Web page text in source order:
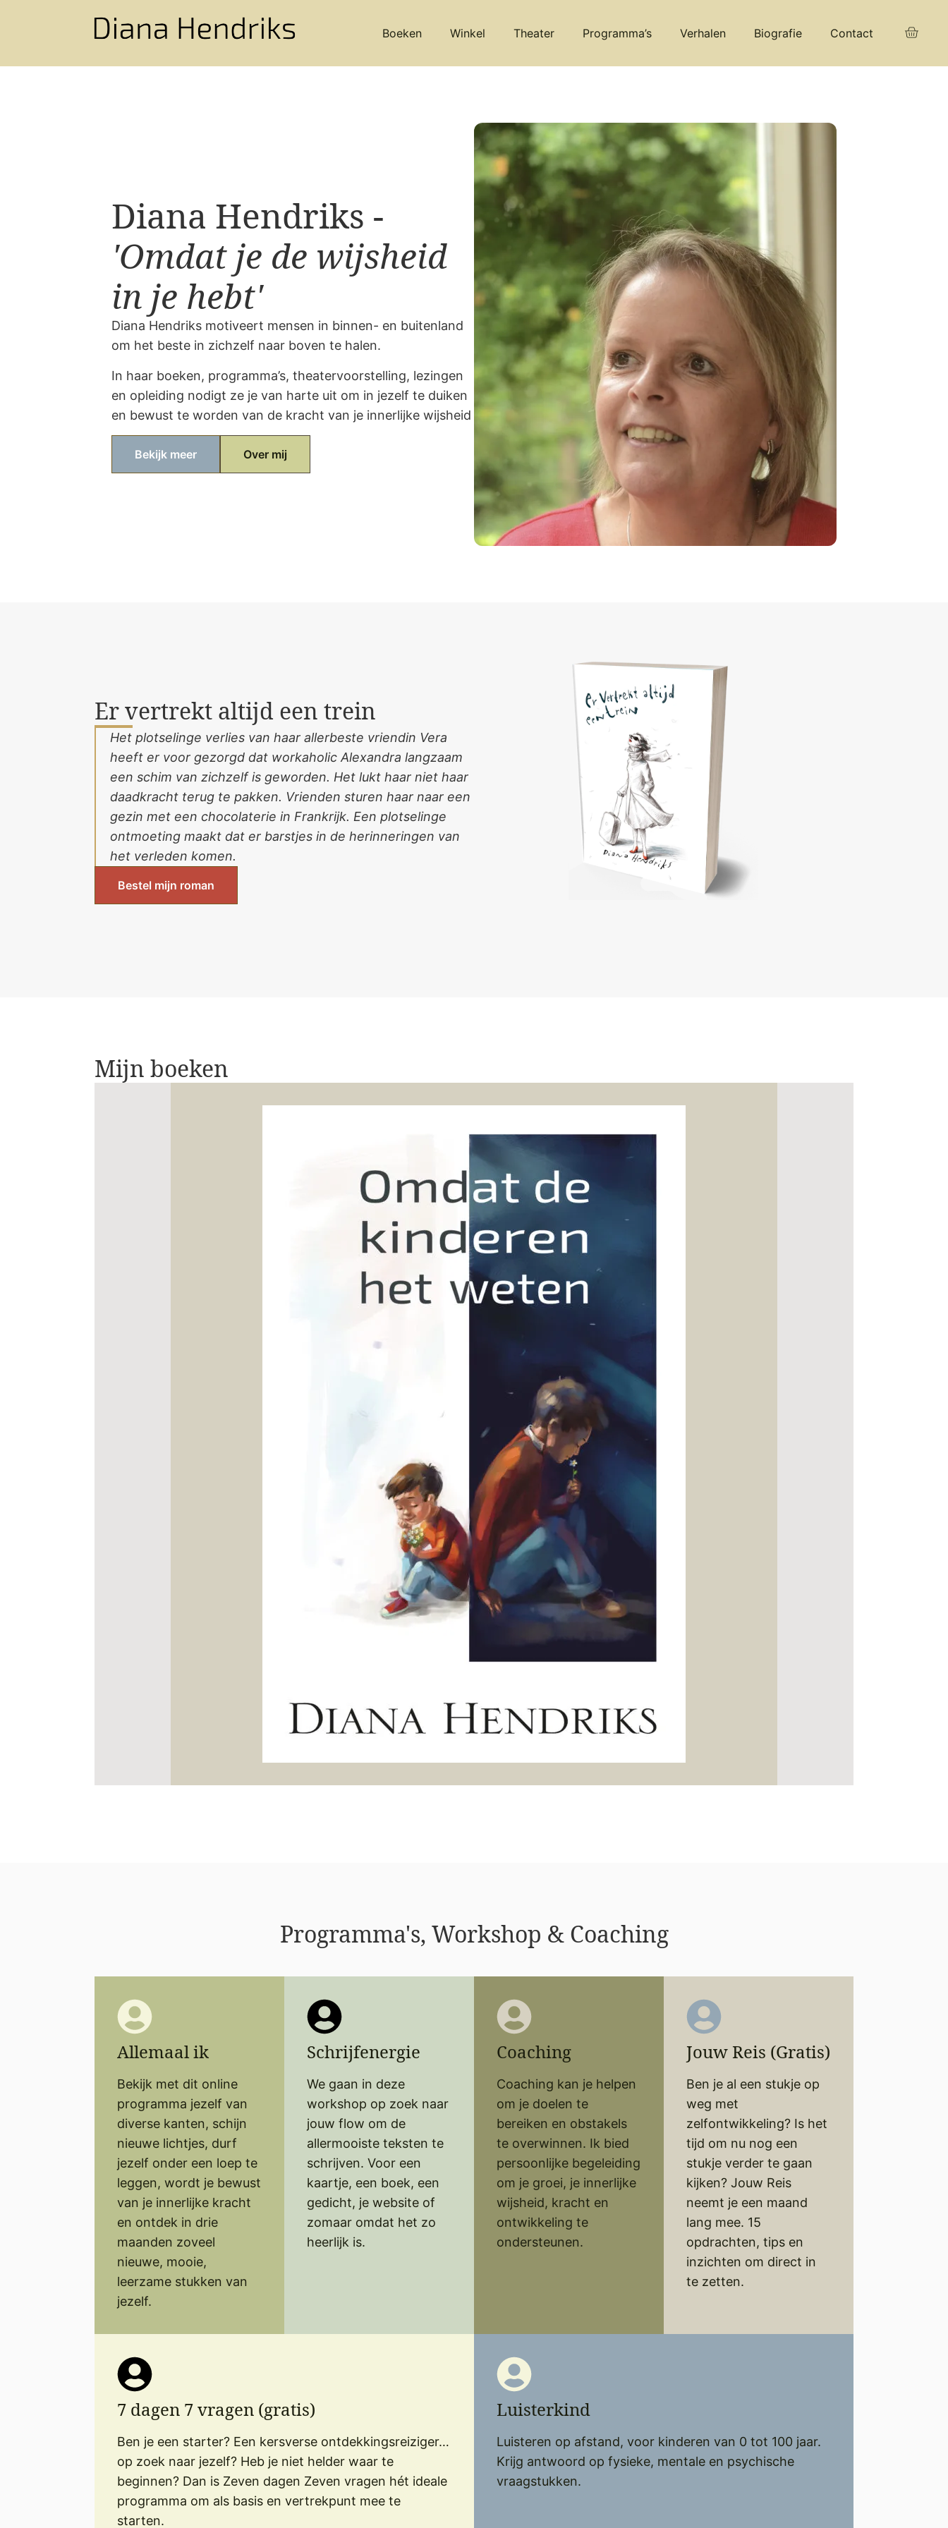
Boeken Winkel Theater Programma’s Verhalen Biografie Contact
Diana Hendriks -
'Omdat je de wijsheid
in je hebt'
Diana Hendriks motiveert mensen in binnen- en buitenland
om het beste in zichzelf naar boven te halen.
In haar boeken, programma’s, theatervoorstelling, lezingen
en opleiding nodigt ze je van harte uit om in jezelf te duiken
en bewust te worden van de kracht van je innerlijke wijsheid
Bekijk meer Over mij
Er vertrekt altijd een trein
Het plotselinge verlies van haar allerbeste vriendin Vera
heeft er voor gezorgd dat workaholic Alexandra langzaam
een schim van zichzelf is geworden. Het lukt haar niet haar
daadkracht terug te pakken. Vrienden sturen haar naar een
gezin met een chocolaterie in Frankrijk. Een plotselinge
ontmoeting maakt dat er barstjes in de herinneringen van
het verleden komen.
Bestel mijn roman
Mijn boeken
Programma's, Workshop & Coaching
Allemaal ik
Bekijk met dit online
programma jezelf van
diverse kanten, schijn
nieuwe lichtjes, durf
jezelf onder een loep te
leggen, wordt je bewust
van je innerlijke kracht
en ontdek in drie
maanden zoveel
nieuwe, mooie,
leerzame stukken van
jezelf.
Schrijfenergie
We gaan in deze
workshop op zoek naar
jouw flow om de
allermooiste teksten te
schrijven. Voor een
kaartje, een boek, een
gedicht, je website of
zomaar omdat het zo
heerlijk is.
Coaching
Coaching kan je helpen
om je doelen te
bereiken en obstakels
te overwinnen. Ik bied
persoonlijke begeleiding
om je groei, je innerlijke
wijsheid, kracht en
ontwikkeling te
ondersteunen.
Jouw Reis (Gratis)
Ben je al een stukje op
weg met
zelfontwikkeling? Is het
tijd om nu nog een
stukje verder te gaan
kijken? Jouw Reis
neemt je een maand
lang mee. 15
opdrachten, tips en
inzichten om direct in
te zetten.
7 dagen 7 vragen (gratis)
Ben je een starter? Een kersverse ontdekkingsreiziger…
op zoek naar jezelf? Heb je niet helder waar te
beginnen? Dan is Zeven dagen Zeven vragen hét ideale
programma om als basis en vertrekpunt mee te
starten.
Luisterkind
Luisteren op afstand, voor kinderen van 0 tot 100 jaar.
Krijg antwoord op fysieke, mentale en psychische
vraagstukken.